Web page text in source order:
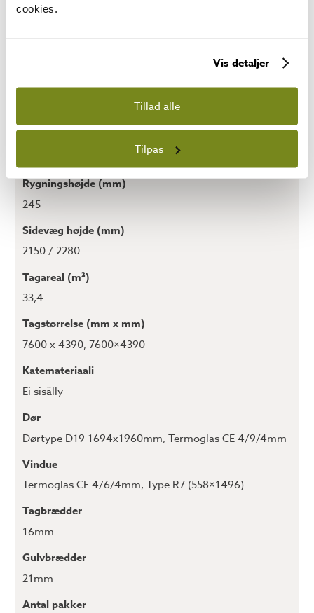
cookies.
Vis detaljer
Tillad alle
Tilpas
PRODUKT INFORMATION
Bundmål (mm x mm)
Rygningshøjde (mm)
245
Sidevæg højde (mm)
2150 / 2280
Tagareal (m²)
33,4
Tagstørrelse (mm x mm)
7600 x 4390, 7600×4390
Katemateriaali
Ei sisälly
Dør
Dørtype D19 1694x1960mm, Termoglas CE 4/9/4mm
Vindue
Termoglas CE 4/6/4mm, Type R7 (558×1496)
Tagbrædder
16mm
Gulvbrædder
21mm
Antal pakker